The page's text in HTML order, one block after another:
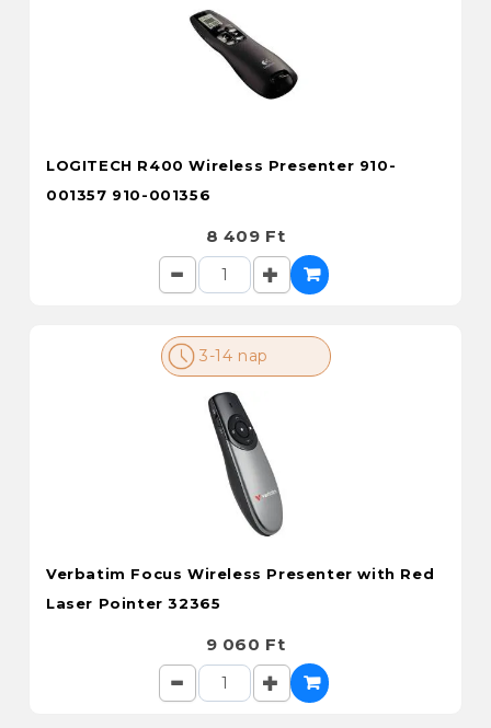
LOGITECH R400 Wireless Presenter 910-
001357 910-001356
8 409 Ft
3-14 nap
Verbatim Focus Wireless Presenter with Red
Laser Pointer 32365
9 060 Ft